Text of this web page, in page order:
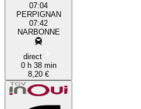
07:04
PERPIGNAN
07:42
NARBONNE
direct
0 h 38 min
8,20 €